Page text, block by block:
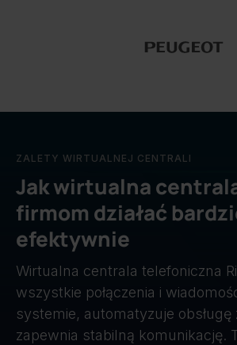
ZALETY WIRTUALNEJ CENTRALI
Jak wirtualna
firmom działać
efektywnie
Wirtualna centrala telefoniczna
wszystkie połączenia i
systemie, automatyzuje obsługę
zapewnia stabilną komunikację.